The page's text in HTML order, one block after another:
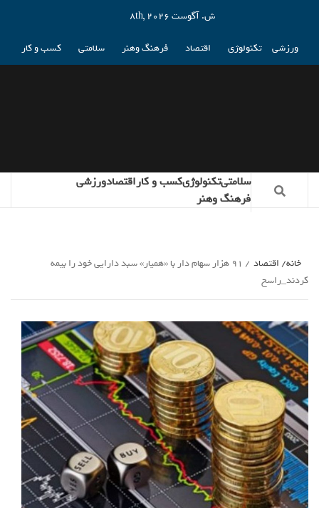
ش. آگوست 8th, 2026
ورزشی تکنولوژی اقتصاد فرهنگ وهنر سلامتی کسب و کار
سلامتیتکنولوژیکسب و کاراقتصادورزشی
فرهنگ وهنر
خانه اقتصاد
91 هزار سهام دار با «همیار» سبد دارایی خود را بیمه
کردند_راسخ